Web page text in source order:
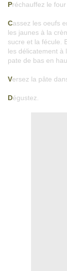
Préchauffez le
Cassez les oeufs
les jaunes à la
sucre et la fécule.
les délicatement à
pate de bas en
Versez la pâte
Dégustez.